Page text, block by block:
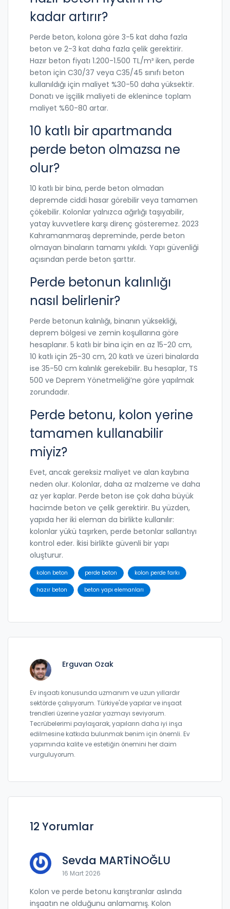
kadar artırır?
Perde beton, kolona göre 3-5 kat daha fazla
beton ve 2-3 kat daha fazla çelik gerektirir.
Hazır beton fiyatı 1.200-1.500 TL/m³ iken, perde
beton için C30/37 veya C35/45 sınıfı beton
kullanıldığı için maliyet %30-50 daha yüksektir.
Donatı ve işçilik maliyeti de eklenince toplam
maliyet %60-80 artar.
10 katlı bir apartmanda
perde beton olmazsa ne
olur?
10 katlı bir bina, perde beton olmadan
depremde ciddi hasar görebilir veya tamamen
çökebilir. Kolonlar yalnızca ağırlığı taşıyabilir,
yatay kuvvetlere karşı direnç gösteremez. 2023
Kahramanmaraş depreminde, perde beton
olmayan binaların tamamı yıkıldı. Yapı güvenliği
açısından perde beton şarttır.
Perde betonun kalınlığı
nasıl belirlenir?
Perde betonun kalınlığı, binanın yüksekliği,
deprem bölgesi ve zemin koşullarına göre
hesaplanır. 5 katlı bir bina için en az 15-20 cm,
10 katlı için 25-30 cm, 20 katlı ve üzeri binalarda
ise 35-50 cm kalınlık gerekebilir. Bu hesaplar, TS
500 ve Deprem Yönetmeliği’ne göre yapılmak
zorundadır.
Perde betonu, kolon yerine
tamamen kullanabilir
miyiz?
Evet, ancak gereksiz maliyet ve alan kaybına
neden olur. Kolonlar, daha az malzeme ve daha
az yer kaplar. Perde beton ise çok daha büyük
hacimde beton ve çelik gerektirir. Bu yüzden,
yapıda her iki eleman da birlikte kullanılır:
kolonlar yükü taşırken, perde betonlar sallantıyı
kontrol eder. İkisi birlikte güvenli bir yapı
oluşturur.
kolon beton perde beton kolon perde farkı
hazır beton beton yapı elemanları
Erguvan Ozak
Ev inşaatı konusunda uzmanım ve uzun yıllardır
sektörde çalışıyorum. Türkiye'de yapılar ve inşaat
trendleri üzerine yazılar yazmayı seviyorum.
Tecrübelerimi paylaşarak, yapıların daha iyi inşa
edilmesine katkıda bulunmak benim için önemli. Ev
yapımında kalite ve estetiğin önemini her daim
vurguluyorum.
12 Yorumlar
Sevda MARTİNOĞLU
16 Mart 2026
Kolon ve perde betonu karıştıranlar aslında
inşaatın ne olduğunu anlamamış. Kolon